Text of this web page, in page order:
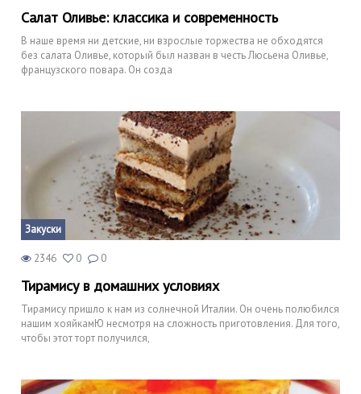
Салат Оливье: классика и современность
В наше время ни детские, ни взрослые торжества не обходятся
без салата Оливье, который был назван в честь Люсьена Оливье,
французского повара. Он созда
Закуски
2346 0 0
Тирамису в домашних условиях
Тирамису пришло к нам из солнечной Италии. Он очень полюбился
нашим хояйкамЮ несмотря на сложность приготовления. Для того,
чтобы этот торт получился,